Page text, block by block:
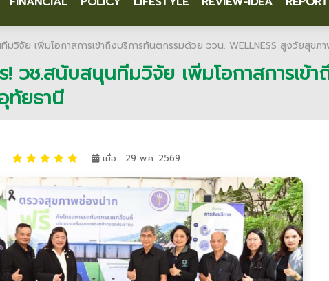
มวิจัย เพิ่มโอกาสการเข้าถึงบริการทันตกรรมด้วย ววน. WELLNESS สูงวัยสุ
! วช.สนับสนุนทีมวิจัย เพิ่มโอกาสการเข้
ทัยธานี
เมื่อ : 29 พ.ค. 2569